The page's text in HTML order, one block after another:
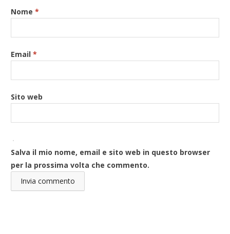
Nome*
Email*
Sito web
Salva il mio nome, email e sito web in questo browser
per la prossima volta che commento.